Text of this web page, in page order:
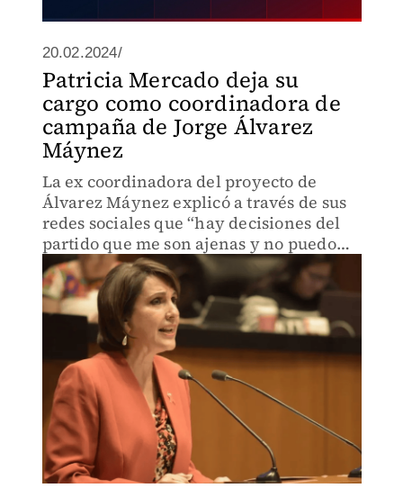
20.02.2024/
Patricia Mercado deja su
cargo como coordinadora de
campaña de Jorge Álvarez
Máynez
La ex coordinadora del proyecto de
Álvarez Máynez explicó a través de sus
redes sociales que “hay decisiones del
partido que me son ajenas y no puedo
ser yo quien las defienda”.